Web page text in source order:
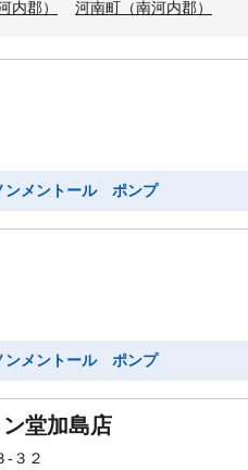
内郡） 河南町（南河内郡）
ンメントール ポンプ
ンメントール ポンプ
堂加島店
-３２